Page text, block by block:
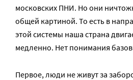
московских ПНИ. Но они
общей картиной. То есть в
этой системы наша страна
медленно. Нет понимания
Первое, люди не живут за